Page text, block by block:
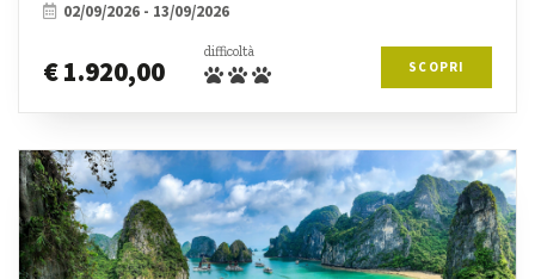
02/09/2026 - 13/09/2026
€ 1.920,00
difficoltà
SCOPRI